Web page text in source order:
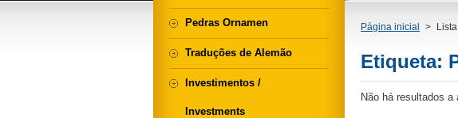
Página inicial >
Etiqueta:
Não há resultados a
Pedras Ornamen
Traduções de Alemão
Investimentos /
Investments